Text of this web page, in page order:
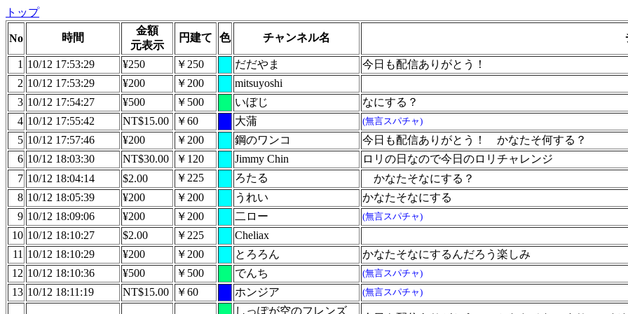
トップ
No 時間
金額
元表示
円建て 色 チャンネル名
1 10/12 17:53:29 ¥250 ￥250 だだやま
今日も配信ありがとう！
2 10/12 17:53:29 ¥200 ￥200
mitsuyoshi
3 10/12 17:54:27 ¥500 ￥500 いぼじ
なにする？
4 10/12 17:55:42 NT$15.00 ￥60 大蒲 (無言スパチャ)
5 10/12 17:57:46 ¥200 ￥200 鋼のワンコ
今日も配信ありがとう！ かなたそ何する？
6 10/12 18:03:30 NT$30.00 ￥120 Jimmy Chin
ロリの日なので今日のロリチャレンジ
7 10/12 18:04:14 $2.00 ￥225 ろたる
かなたそなにする？
8 10/12 18:05:39 ¥200 ￥200 うれい
かなたそなにする
9 10/12 18:09:06 ¥200 ￥200 二ロー (無言スパチャ)
10 10/12 18:10:27 $2.00 ￥225
Cheliax
11 10/12 18:10:29 ¥200 ￥200 とろろん
かなたそなにするんだろう楽しみ
12 10/12 18:10:36 ¥500 ￥500 でんち (無言スパチャ)
13 10/12 18:11:19 NT$15.00 ￥60 ホンジア (無言スパチャ)
しっぽが空のフレンズ